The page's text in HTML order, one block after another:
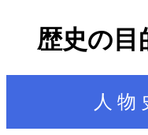
歴史の目
人 物